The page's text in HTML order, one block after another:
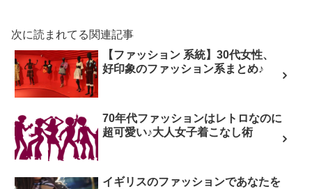
次に読まれてる関連記事
【ファッション 系統】30代女性、
好印象のファッション系まとめ♪
70年代ファッションはレトロなのに
超可愛い♪大人女子着こなし術
イギリスのファッションであなたを